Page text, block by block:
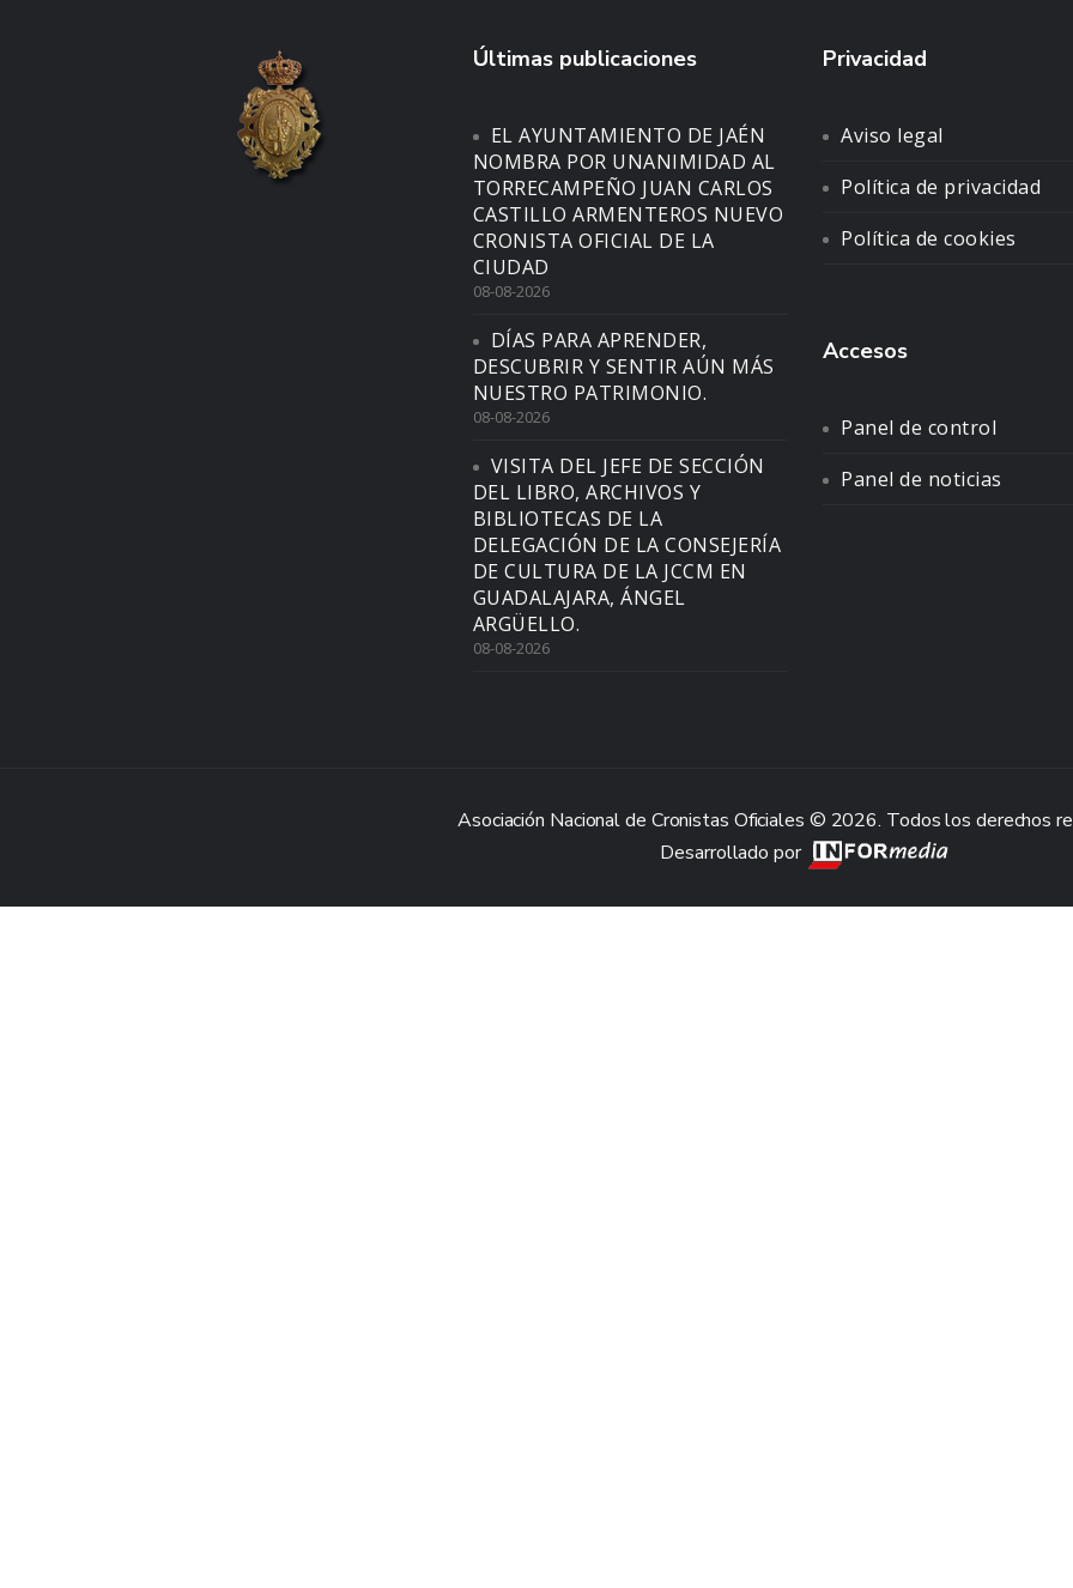
Últimas publicaciones
EL AYUNTAMIENTO DE JAÉN
NOMBRA POR UNANIMIDAD AL
TORRECAMPEÑO JUAN CARLOS
CASTILLO ARMENTEROS NUEVO
CRONISTA OFICIAL DE LA
CIUDAD
08-08-2026
DÍAS PARA APRENDER,
DESCUBRIR Y SENTIR AÚN MÁS
NUESTRO PATRIMONIO.
08-08-2026
VISITA DEL JEFE DE SECCIÓN
DEL LIBRO, ARCHIVOS Y
BIBLIOTECAS DE LA
DELEGACIÓN DE LA CONSEJERÍA
DE CULTURA DE LA JCCM EN
GUADALAJARA, ÁNGEL
ARGÜELLO.
08-08-2026
Privacidad
Aviso legal
Política de privacidad
Política de cookies
Accesos
Panel de control
Panel de noticias
Asociación Nacional de Cronistas Oficiales © 2026. Todos los derechos
Desarrollado por